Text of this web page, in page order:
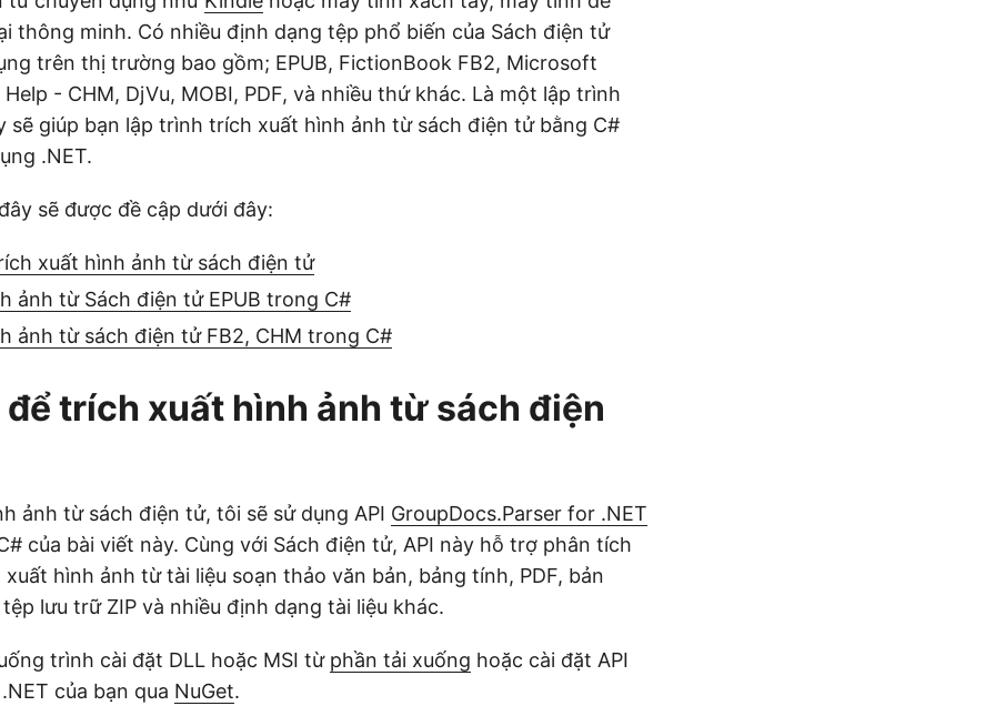
thông minh. Có nhiều định dạng tệp phổ biến của Sách điện tử
trên thị trường bao gồm; EPUB, FictionBook FB2, Microsoft
- CHM, DjVu, MOBI, PDF, và nhiều thứ khác. Là một lập trình
sẽ giúp bạn lập trình trích xuất hình ảnh từ sách điện tử bằng C#
.NET.
sẽ được đề cập dưới đây:
xuất hình ảnh từ sách điện tử
ảnh từ Sách điện tử EPUB trong C#
ảnh từ sách điện tử FB2, CHM trong C#
để trích xuất hình ảnh từ sách điện
ảnh từ sách điện tử, tôi sẽ sử dụng API GroupDocs.Parser for .NET
của bài viết này. Cùng với Sách điện tử, API này hỗ trợ phân tích
hình ảnh từ tài liệu soạn thảo văn bản, bảng tính, PDF, bản
lưu trữ ZIP và nhiều định dạng tài liệu khác.
trình cài đặt DLL hoặc MSI từ phần tải xuống hoặc cài đặt API
của bạn qua NuGet.